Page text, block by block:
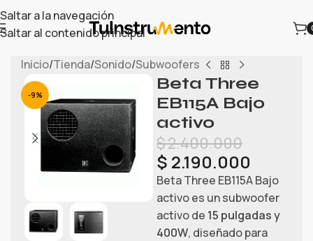
Saltar a la navegación
Saltar al contenido principal
Inicio/Tienda/Sonido/Subwoofers
-9%
Beta Three
EB115A Bajo
activo
$2.400.000
$ 2.190.000
Beta Three EB115A Bajo
activo es un subwoofer
activo de 15 pulgadas y
400W, diseñado para